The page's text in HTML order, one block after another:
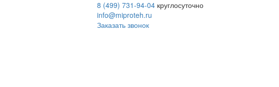
8 (499) 731-94-04 круглосуточно
info@miproteh.ru
Заказать звонок